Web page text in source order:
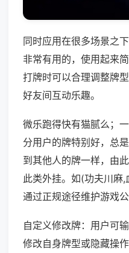
同时应用在很多场景之
非常有用的，使用起来
打牌时可以合理调整牌
好友间互动乐趣。
微乐跑得快有猫腻么；
分用户的牌特别好，总
到其他人的牌一样，由
此类外挂。如(功夫川麻
通过正规途径维护游戏公
自定义修改牌：用户可
修改自身牌型或隐藏操